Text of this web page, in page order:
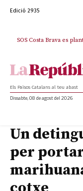
Edició 2935
SOS Costa Brava es
Els Països Catalans al teu abast
Dissabte, 08 de agost del 2026
Un
per